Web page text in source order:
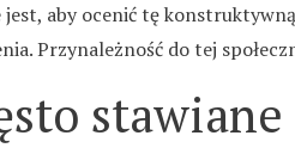
aby ocenić tę
Przynależność do tej